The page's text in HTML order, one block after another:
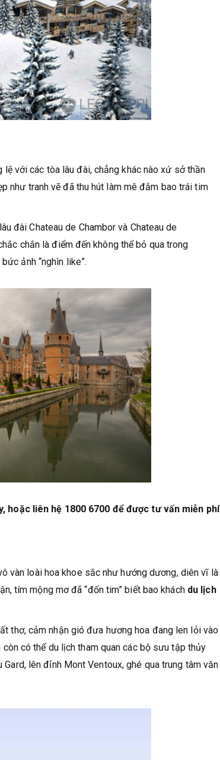
với các tòa lâu đài, chẳng khác nào xứ sở thần
như tranh vẽ đã thu hút làm mê đắm bao trái tim
đài Chateau de Chambor và Chateau de
chắn là điểm đến không thể bỏ qua trong
ảnh “nghìn like”.
liên hệ 1800 6700 để được tư vấn miễn phí
vàn loài hoa khoe sắc như hướng dương, diên vĩ là
tím mộng mơ đã “đốn tim” biết bao khách du lịch
thơ, cảm nhận gió đưa hương hoa đang len lỏi vào
có thể du lịch tham quan các bộ sưu tập thủy
lên đỉnh Mont Ventoux, ghé qua trung tâm văn